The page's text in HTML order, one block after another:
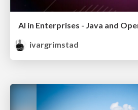
ivargrimstad